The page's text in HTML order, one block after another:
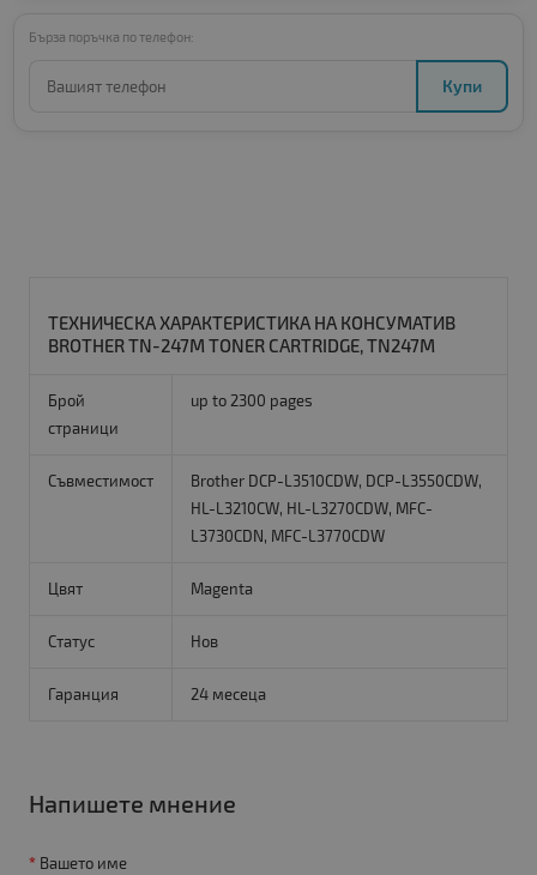
Бърза поръчка по телефон:
Купи
ТЕХНИЧЕСКА ХАРАКТЕРИСТИКА НА КОНСУМАТИВ
BROTHER TN-247M TONER CARTRIDGE, TN247M
Брой
страници
up to 2300 pages
Съвместимост
Brother DCP-L3510CDW, DCP-L3550CDW,
HL-L3210CW, HL-L3270CDW, MFC-
L3730CDN, MFC-L3770CDW
Цвят Magenta
Статус Нов
Гаранция 24 месеца
Напишете мнение
Вашето име